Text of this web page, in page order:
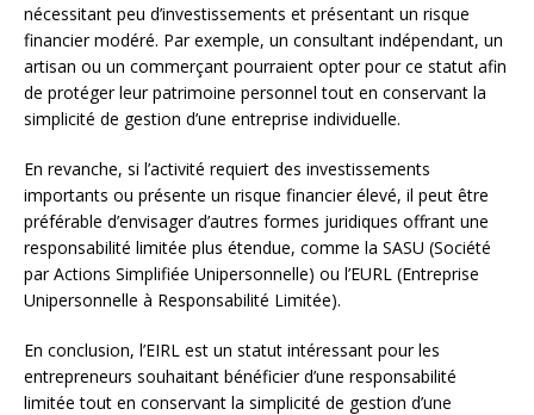
nécessitant peu d’investissements et présentant un risque
financier modéré. Par exemple, un consultant indépendant, un
artisan ou un commerçant pourraient opter pour ce statut afin
de protéger leur patrimoine personnel tout en conservant la
simplicité de gestion d’une entreprise individuelle.
En revanche, si l’activité requiert des investissements
importants ou présente un risque financier élevé, il peut être
préférable d’envisager d’autres formes juridiques offrant une
responsabilité limitée plus étendue, comme la SASU (Société
par Actions Simplifiée Unipersonnelle) ou l’EURL (Entreprise
Unipersonnelle à Responsabilité Limitée).
En conclusion, l’EIRL est un statut intéressant pour les
entrepreneurs souhaitant bénéficier d’une responsabilité
limitée tout en conservant la simplicité de gestion d’une